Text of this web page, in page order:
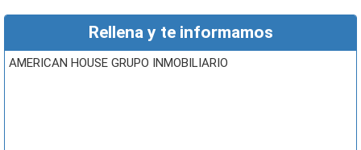
Rellena y te informamos
AMERICAN HOUSE GRUPO INMOBILIARIO